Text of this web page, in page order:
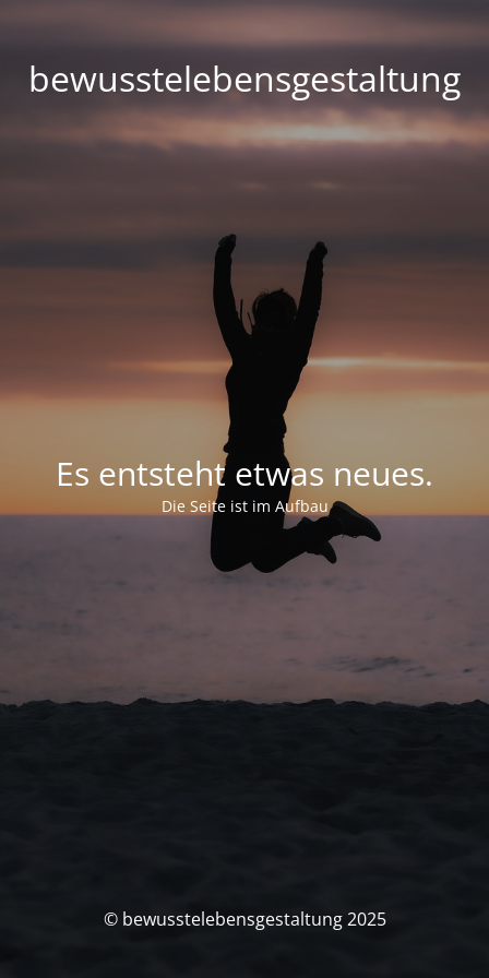
bewusstelebensgestaltung
Es entsteht etwas neues.
Die Seite ist im Aufbau
© bewusstelebensgestaltung 2025